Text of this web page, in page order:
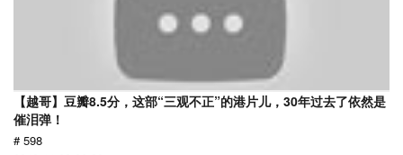
【越哥】豆瓣8.5分，这部“三观不正”的港片儿，30年过去了依然是
催泪弹！
# 598